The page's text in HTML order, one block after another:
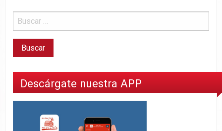
Descárgate nuestra APP